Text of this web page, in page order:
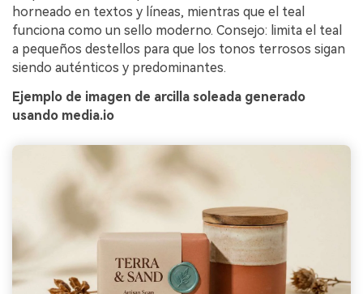
horneado en textos y líneas, mientras que el teal
funciona como un sello moderno. Consejo: limita el teal
a pequeños destellos para que los tonos terrosos sigan
siendo auténticos y predominantes.
Ejemplo de imagen de arcilla soleada generado
usando media.io